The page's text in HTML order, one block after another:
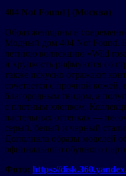
404 Not Found | (Москва)
Образ женщины в
Модный дом 404 Not Found.
летнюю коллекцию «Wild
и хрупкость рифмуются со
также искусно отражают
сочетается с прочной
благородным твидом, а
с плотным хлопком.
пастельных оттенках —
серый, белый и черный
Дополняла образы моделей
официального обувного
Фото: https://